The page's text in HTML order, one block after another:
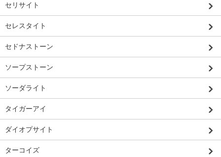
セリサイト
セレスタイト
セドナストーン
ソープストーン
ソーダライト
タイガーアイ
ダイオプサイト
ターコイズ